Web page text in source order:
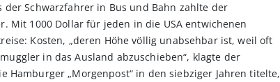
der Schwarzfahrer in Bus und Bahn zahlte der
Mit 1000 Dollar für jeden in die USA entwichenen
Kosten, „deren Höhe völlig unabsehbar ist, weil oft
in das Ausland abzuschieben“, klagte der
Hamburger „Morgenpost“ in den siebziger Jahren titelte,